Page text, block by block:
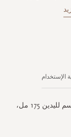
أعواد عطرية 450 مل، صابون لليدين 300 مل، بلسم لليدين 175 مل،
الإستخدام